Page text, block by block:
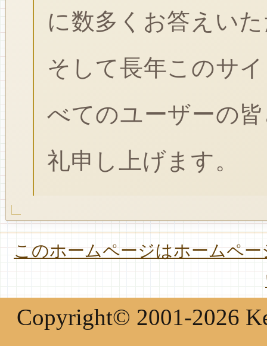
に数多くお答えい
そして長年このサ
べてのユーザーの
礼申し上げます。
このホームページはホームペ
Copyright© 2001-2026